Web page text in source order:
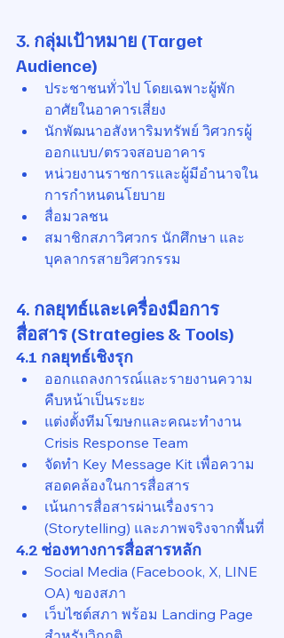
3. กลุ่มเป้าหมาย (Target
Audience)
ประชาชนทั่วไป โดยเฉพาะผู้พัก
อาศัยในอาคารเสี่ยง
นักพัฒนาอสังหาริมทรัพย์ วิศวกรผู้
ออกแบบ/ตรวจสอบอาคาร
หน่วยงานราชการและผู้มีอำนาจใน
การกำหนดนโยบาย
สื่อมวลชน
สมาชิกสภาวิศวกร นักศึกษา และ
บุคลากรสายวิศวกรรม
4. กลยุทธ์และเครื่องมือการ
สื่อสาร (Strategies & Tools)
4.1 กลยุทธ์เชิงรุก
ออกแถลงการณ์และรายงานความ
คืบหน้าเป็นระยะ
แต่งตั้งทีมโฆษกและคณะทำงาน
Crisis Response Team
จัดทำ Key Message Kit เพื่อความ
สอดคล้องในการสื่อสาร
เน้นการสื่อสารผ่านเรื่องราว
(Storytelling) และภาพจริงจากพื้นที่
4.2 ช่องทางการสื่อสารหลัก
Social Media (Facebook, X, LINE
OA) ของสภา
เว็บไซต์สภา พร้อม Landing Page